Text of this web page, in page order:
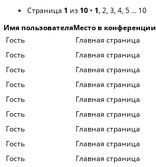
Страница 1 из 10 • 1, 2, 3, 4, 5 ... 10
Имя пользователяМесто в конференции
Гость
Главная страница
Гость
Главная страница
Гость
Главная страница
Гость
Главная страница
Гость
Главная страница
Гость
Главная страница
Гость
Главная страница
Гость
Главная страница
Гость
Главная страница